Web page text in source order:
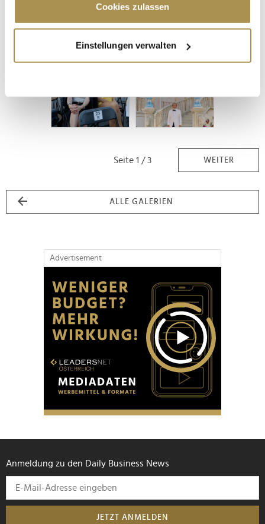
Trigger Symbol ändern oder widerrufen
Informationen über Ihre geografische Lage
erfassen, welche bis auf einige Meter genau sein
bestimmten Merkmalen (Fingerprinting) identifizieren
Erfahren Sie mehr darüber, wie Ihre persönlichen Daten
personalisieren, Funktionen für soziale Medien anbieten
soziale Medien, Werbung und Analysen weiter. Unsere
Partner führen diese Informationen möglicherweise mit
weiteren Daten zusammen, die Sie ihnen bereitgestellt
haben oder die sie im Rahmen Ihrer Nutzung der Dienste
gesammelt haben.
Cookies zulassen
Einstellungen verwalten
Seite 1 / 3 WEITER
ALLE GALERIEN
Advertisement
Anmeldung zu den Daily Business News
JETZT ANMELDEN